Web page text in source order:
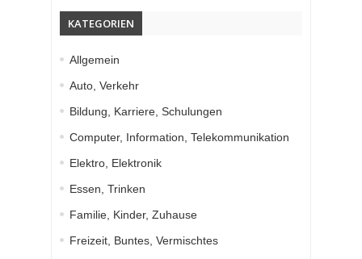
KATEGORIEN
Allgemein
Auto, Verkehr
Bildung, Karriere, Schulungen
Computer, Information, Telekommunikation
Elektro, Elektronik
Essen, Trinken
Familie, Kinder, Zuhause
Freizeit, Buntes, Vermischtes